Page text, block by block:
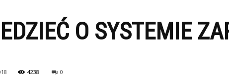
O SYSTEMIE
4238 0